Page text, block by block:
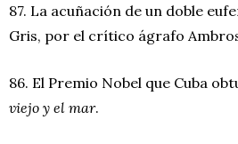
87. La acuñación de un doble
Gris, por el crítico ágrafo
86. El Premio Nobel que Cuba
viejo y el mar.